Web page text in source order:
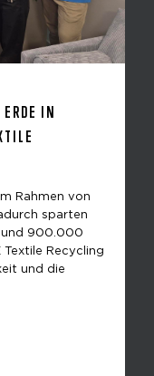
IN
Rahmen von
sparten
und 900.000
Textile Recycling
und die